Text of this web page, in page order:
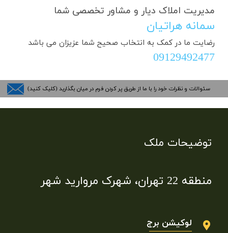
مدیریت املاک دیار و مشاور تخصصی شما
سمانه هراتیان
رضایت ما در کمک به انتخاب صحیح شما عزیزان می باشد
​​​​​​​09129492477
سئوالات و نظرات خود را با ما از طریق پر کردن فرم در میان بگذارید (کلیک کنید)
منطقه 22 تهران، شهرک مروارید شهر
توضیحات ملک
لوکیشن برج